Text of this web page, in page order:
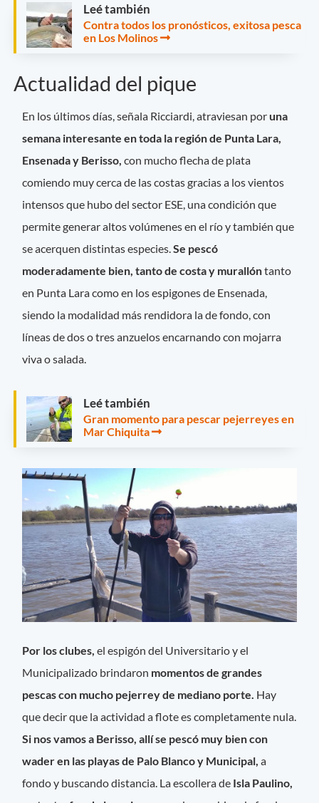
Leé también
Contra todos los pronósticos, exitosa pesca
en Los Molinos
Actualidad del pique
En los últimos días, señala Ricciardi, atraviesan por una
semana interesante en toda la región de Punta Lara,
Ensenada y Berisso,con mucho flecha de plata
comiendo muy cerca de las costas gracias a los vientos
intensos que hubo del sector ESE, una condición que
permite generar altos volúmenes en el río y también que
se acerquen distintas especies.Se pescó
moderadamente bien, tanto de costa y murallóntanto
en Punta Lara como en los espigones de Ensenada,
siendo la modalidad más rendidora la de fondo, con
líneas de dos o tres anzuelos encarnando con mojarra
viva o salada.
Leé también
Gran momento para pescar pejerreyes en
Mar Chiquita
Por los clubes,el espigón del Universitario y el
Municipalizado brindaron momentos de grandes
pescas con mucho pejerrey de mediano porte. Hay
que decir que la actividad a flote es completamente nula.
Si nos vamos a Berisso, allí se pescó muy bien con
wader en las playas de Palo Blanco y Municipal, a
fondo y buscando distancia. La escollera de Isla Paulino,